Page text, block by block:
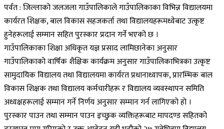
पर्वत : जिल्लाको जलजला गाउँपालिकाले गाउँपालिकाका विभिन्न विद्यालयमा
कार्यरत शिक्षक, बाल विकास सहजकर्ता तथा विद्यालयहरूमध्येबाट उत्कृष्ट
हुनेहरूलाई सम्मान सहित पुरस्कार प्रदान गर्ने भएको छ ।
गाउँपालिकाका शिक्षा अधिकृत यज्ञ प्रसाद लामिछानेका अनुसार
गाउँपालिकाको वार्षिक शैक्षिक कार्यक्रम अनुसार गाउँपालिकाभित्रका उत्कृष्ट
सामुदायिक विद्यालय तथा विद्यालयमा कार्यरत प्रधानाध्यापक, प्रारम्भिक बाल
विकास शिक्षक तथा विद्यालय कर्मचारीहरू र विद्यालय व्यवस्थापन समिति
अध्यक्षहरूलाई सम्मान गर्ने निर्णय अनुसार सम्मान गर्न लागिएको हो ।
पुरस्कार पाउन तथा सम्मान पाउन इच्छुक व्यक्तिहरूबाट मापदण्ड सहितको